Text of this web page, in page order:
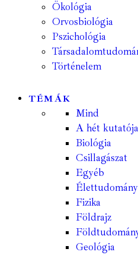
Ökológia
Orvosbiológia
Pszichológia
Történelem
TÉMÁK
Mind
A hét kutatója
Biológia
Csillagászat
Egyéb
Élettudomány
Fizika
Földrajz
Geológia